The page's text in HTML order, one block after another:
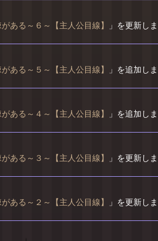
ある～６～【主人公目線】 」を更新しま
ある～５～【主人公目線】 」を追加しま
ある～４～【主人公目線】 」を追加しま
ある～３～【主人公目線】 」を更新しま
ある～２～【主人公目線】 」を更新しま